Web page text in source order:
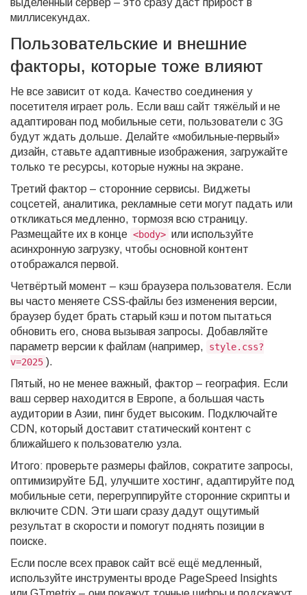
выделенный сервер – это сразу даст прирост в
миллисекундах.
Пользовательские и внешние
факторы, которые тоже влияют
Не все зависит от кода. Качество соединения у
посетителя играет роль. Если ваш сайт тяжёлый и не
адаптирован под мобильные сети, пользователи с 3G
будут ждать дольше. Делайте «мобильные‑первый»
дизайн, ставьте адаптивные изображения, загружайте
только те ресурсы, которые нужны на экране.
Третий фактор – сторонние сервисы. Виджеты
соцсетей, аналитика, рекламные сети могут падать или
откликаться медленно, тормозя всю страницу.
Размещайте их в конце <body> или используйте
асинхронную загрузку, чтобы основной контент
отображался первой.
Четвёртый момент – кэш браузера пользователя. Если
вы часто меняете CSS‑файлы без изменения версии,
браузер будет брать старый кэш и потом пытаться
обновить его, снова вызывая запросы. Добавляйте
параметр версии к файлам (например,
style.css?
v=2025 ).
Пятый, но не менее важный, фактор – география. Если
ваш сервер находится в Европе, а большая часть
аудитории в Азии, пинг будет высоким. Подключайте
CDN, который доставит статический контент с
ближайшего к пользователю узла.
Итого: проверьте размеры файлов, сократите запросы,
оптимизируйте БД, улучшите хостинг, адаптируйте под
мобильные сети, перегруппируйте сторонние скрипты и
включите CDN. Эти шаги сразу дадут ощутимый
результат в скорости и помогут поднять позиции в
поиске.
Если после всех правок сайт всё ещё медленный,
используйте инструменты вроде PageSpeed Insights